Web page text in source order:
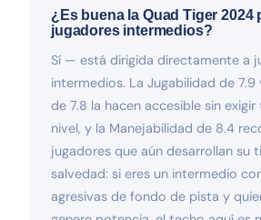
¿Es buena la Quad Tiger 2024
jugadores intermedios?
Sí — está dirigida directamente a
intermedios. La Jugabilidad de
de 7.8 la hacen accesible sin
nivel, y la Manejabilidad de 8.4
jugadores que aún desarrollan su
salvedad: si eres un intermedio
agresivas de fondo de pista y